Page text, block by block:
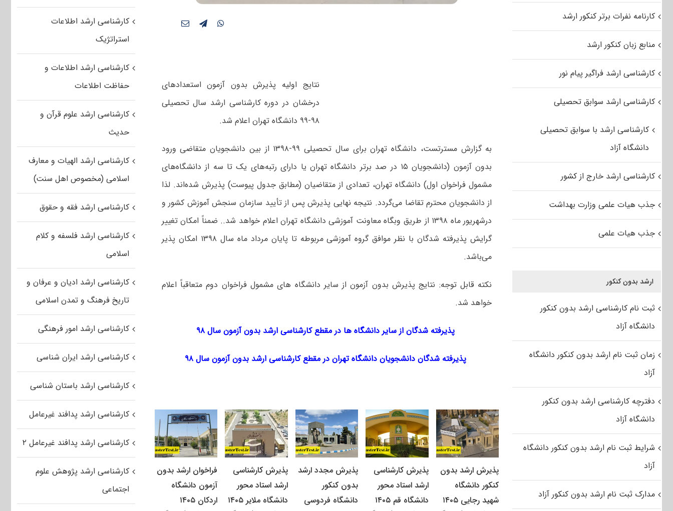
نتایج اولیه پذیرش بدون آزمون استعدادهای
درخشان در دوره کارشناسی ارشد سال تحصیلی
۹۸-۹۹ دانشگاه تهران اعلام شد.
به گزارش مسترتست، دانشگاه تهران برای سال تحصیلی ۹۹-۱۳۹۸ از بین دانشجویان متقاضی ورود
بدون آزمون (دانشجویان ۱۵ در صد برتر دانشگاه تهران یا دارای رتبه‌های یک تا سه از دانشگاه‌های
مشمول فراخوان اول) دانشگاه تهران، تعدادی از متقاضیان (مطابق جدول پیوست) پذیرش شده‌اند. لذا
از دانشجویان محترم تقاضا می‌گردد. نتیجه نهایی پذیرش پس از تأیید سازمان سنجش آموزش کشور و
درشهریور ماه ۱۳۹۸ از طریق وبگاه معاونت آموزشی دانشگاه تهران اعلام خواهد شد.. ضمناً امکان تغییر
گرایش پذیرفته شدگان با نظر موافق گروه آموزشی مربوطه تا پایان مرداد ماه سال ۱۳۹۸ امکان پذیر
می‌باشد.
نکته قابل توجه: نتایج پذیرش بدون آزمون از سایر دانشگاه های مشمول فراخوان دوم متعاقباً اعلام
خواهد شد.
پذیرفته شدگان از سایر دانشگاه ها در مقطع کارشناسی ارشد بدون آزمون سال ۹۸‌‌‌‌‌‌‌
پذیرفته شدگان دانشجویان دانشگاه تهران در مقطع کارشناسی ارشد بدون آزمون سال ۹۸‌‌‌‌‌‌‌
پذیرش ارشد بدون
کنکور دانشگاه
شهید رجایی ۱۴۰۵
پذیرش کارشناسی
ارشد استاد محور
دانشگاه قم ۱۴۰۵
پذیرش مجدد ارشد
بدون کنکور
دانشگاه فردوسی
پذیرش کارشناسی
ارشد استاد محور
دانشگاه ملایر ۱۴۰۵
فراخوان ارشد بدون
آزمون دانشگاه
اردکان ۱۴۰۵
کارشناسی ارشد اطلاعات
استراتژیک
کارشناسی ارشد اطلاعات و
حفاظت اطلاعات
کارشناسی ارشد علوم قرآن و
حدیث
کارشناسی ارشد الهیات و معارف
اسلامی (مخصوص اهل سنت)
کارشناسی ارشد فقه و حقوق
کارشناسی ارشد فلسفه و کلام
اسلامی
کارشناسی ارشد ادیان و عرفان و
تاریخ فرهنگ و تمدن اسلامی
کارشناسی ارشد امور فرهنگی
کارشناسی ارشد ایران شناسی
کارشناسی ارشد باستان شناسی
کارشناسی ارشد پدافند غیرعامل
کارشناسی ارشد پدافند غیرعامل ۲
کارشناسی ارشد پژوهش علوم
اجتماعی
کارنامه نفرات برتر کنکور ارشد
منابع زبان کنکور ارشد
کارشناسی ارشد فراگیر پیام نور
کارشناسی ارشد سوابق تحصیلی
کارشناسی ارشد با سوابق تحصیلی
دانشگاه آزاد
کارشناسی ارشد خارج از کشور
جذب هیات علمی وزارت بهداشت
جذب هیات علمی
ارشد بدون کنکور
ثبت نام کارشناسی ارشد بدون کنکور
دانشگاه آزاد
زمان ثبت نام ارشد بدون کنکور دانشگاه
آزاد
دفترچه کارشناسی ارشد بدون کنکور
دانشگاه آزاد
شرایط ثبت نام ارشد بدون کنکور دانشگاه
آزاد
مدارک ثبت نام ارشد بدون کنکور آزاد